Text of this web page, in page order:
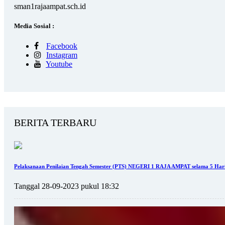
sman1rajaampat.sch.id
Media Sosial :
Facebook
Instagram
Youtube
BERITA TERBARU
Pelaksanaan Penilaian Tengah Semester (PTS) NEGERI 1 RAJA AMPAT selama 5
Tanggal 28-09-2023 pukul 18:32